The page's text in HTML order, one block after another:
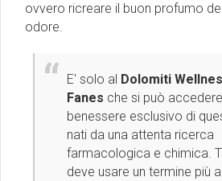
ovvero ricreare il buon profumo
odore.
E' solo al Dolomiti
Fanes che si può
benessere esclusivo di
nati da una attenta ricerca
farmacologica e chimica.
deve usare un termine più